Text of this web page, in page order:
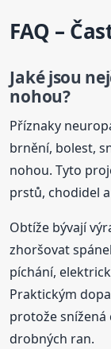
FAQ –
Jaké jsou
nohou?
Příznaky
brnění, bolest,
nohou. Tyto
prstů, chodidel
Obtíže bývají
zhoršovat
píchání,
Praktickým
protože
drobných ran.